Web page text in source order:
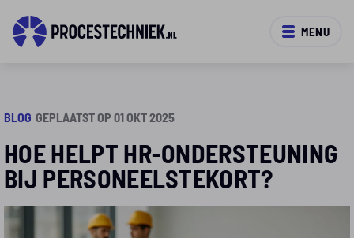
MENU
BLOG GEPLAATST OP 01 OKT 2025
HOE HELPT HR-ONDERSTEUNING
BIJ PERSONEELSTEKORT?